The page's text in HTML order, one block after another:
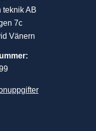
teknik AB
7c
Vänern